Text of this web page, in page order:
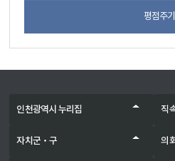
평점주기
인천광역시 누리집 직
자치군‧구 의